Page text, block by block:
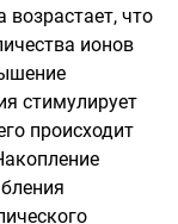
возрастает, что
ионов
стимулирует
происходит